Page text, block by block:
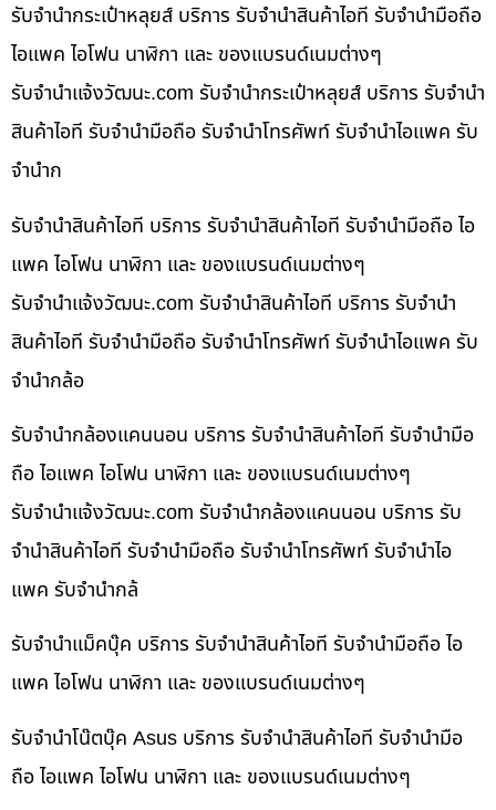
รับจำนำกระเป๋าหลุยส์ บริการ รับจำนำสินค้าไอที รับจำนำมือถือ
ไอแพค ไอโฟน นาฬิกา และ ของแบรนด์เนมต่างๆ
รับจํานําแจ้งวัฒนะ.com รับจำนำกระเป๋าหลุยส์ บริการ รับจำนำ
สินค้าไอที รับจำนำมือถือ รับจำนำโทรศัพท์ รับจำนำไอแพค รับ
จำนำก
รับจำนำสินค้าไอที บริการ รับจำนำสินค้าไอที รับจำนำมือถือ ไอ
แพค ไอโฟน นาฬิกา และ ของแบรนด์เนมต่างๆ
รับจํานําแจ้งวัฒนะ.com รับจำนำสินค้าไอที บริการ รับจำนำ
สินค้าไอที รับจำนำมือถือ รับจำนำโทรศัพท์ รับจำนำไอแพค รับ
จำนำกล้อ
รับจำนำกล้องแคนนอน บริการ รับจำนำสินค้าไอที รับจำนำมือ
ถือ ไอแพค ไอโฟน นาฬิกา และ ของแบรนด์เนมต่างๆ
รับจํานําแจ้งวัฒนะ.com รับจำนำกล้องแคนนอน บริการ รับ
จำนำสินค้าไอที รับจำนำมือถือ รับจำนำโทรศัพท์ รับจำนำไอ
แพค รับจำนำกล้
รับจำนำแม็คบุ๊ค บริการ รับจำนำสินค้าไอที รับจำนำมือถือ ไอ
แพค ไอโฟน นาฬิกา และ ของแบรนด์เนมต่างๆ
รับจำนำโน๊ตบุ๊ค Asus บริการ รับจำนำสินค้าไอที รับจำนำมือ
ถือ ไอแพค ไอโฟน นาฬิกา และ ของแบรนด์เนมต่างๆ